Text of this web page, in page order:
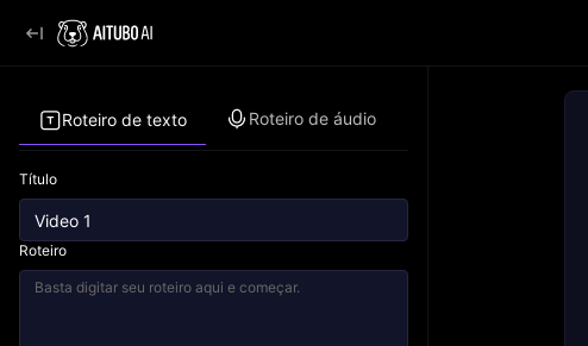
Roteiro de texto Roteiro de áudio
Título
Roteiro